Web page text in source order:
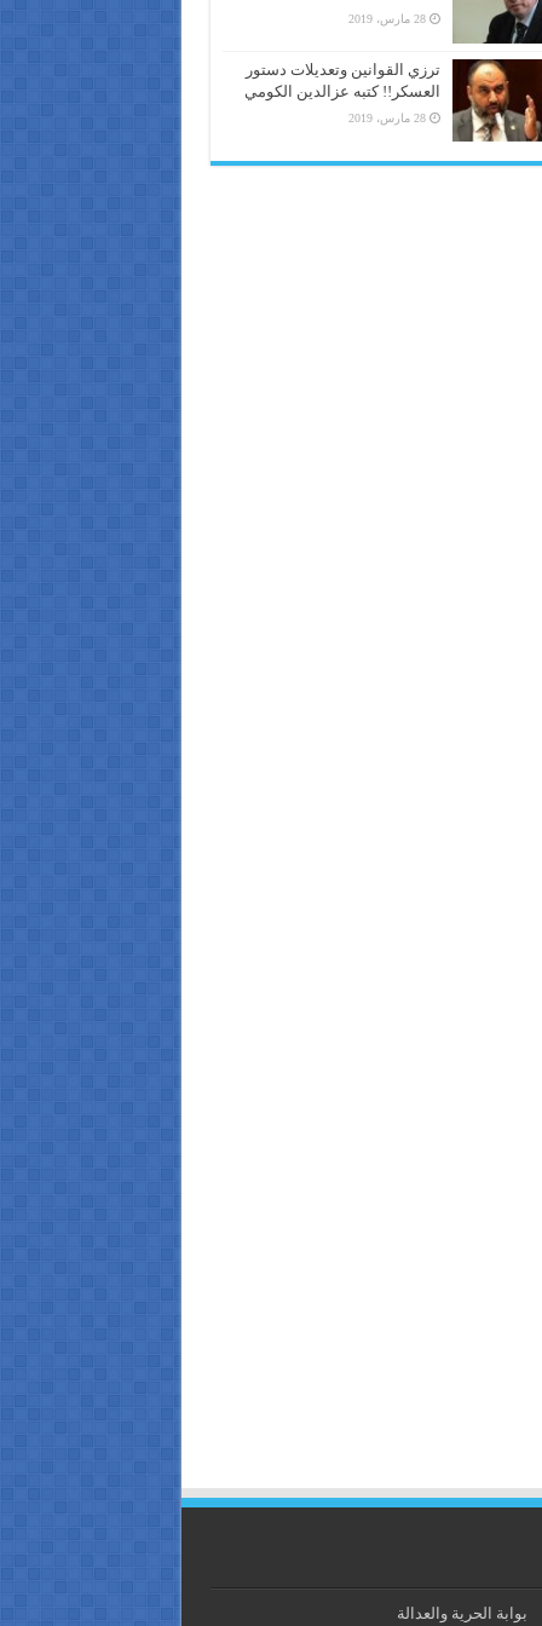
28 مارس، 2019
ترزي القوانين وتعديلات دستور
العسكر!! كتبه عزالدين الكومي
28 مارس، 2019
بوابة الحرية والعدالة